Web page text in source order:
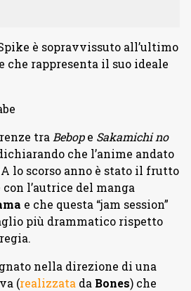
è sopravvissuto all’ultimo
che rappresenta il suo ideale
tra Bebope Sakamichi no
che l’anime andato
lo scorso anno è stato il frutto
l’autrice del manga
e che questa “jam session”
più drammatico rispetto
nella direzione di una
(realizzata da Bones) che